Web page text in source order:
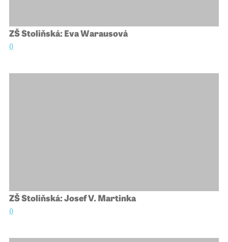
ZŠ Stoliňská: Eva Warausová
()
ZŠ Stoliňská: Josef V. Martinka
()